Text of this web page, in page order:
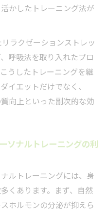
かしたトレーニング法が
ラクゼーションストレッ
呼吸法を取り入れたプロ
うしたトレーニングを継
イエットだけでなく、
向上といった副次的な効
ソナルトレーニングの利
ルトレーニングには、身
くあります。まず、自然
ホルモンの分泌が抑えら